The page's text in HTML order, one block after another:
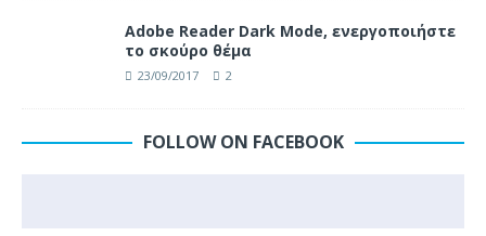
Adobe Reader Dark Mode, ενεργοποιήστε
το σκούρο θέμα
23/09/2017 2
FOLLOW ON FACEBOOK